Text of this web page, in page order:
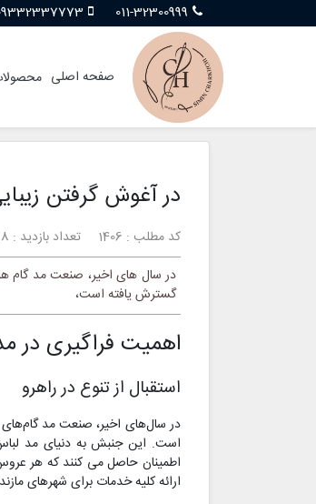
011-32300999
صفحه اصلی
در آغوش گرفتن
کد مطلب : 1406 تعداد بازدید : 778
در سال های اخیر، صنعت مد گام
گسترش یافته است،
اهمیت فراگیری در
استقبال از تنوع در راهرو
در سال‌های اخیر، صنعت مد
است. این جنبش به دنیای مد
اطمینان حاصل می کنند که هر
ارائه کلیه خدمات برای شهرهای